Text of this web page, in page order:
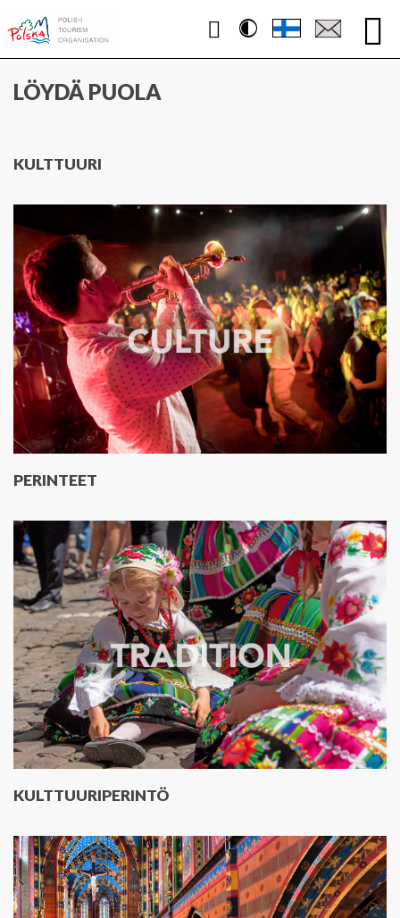
Contrast
WWW.PUOLA.TRAVEL
LÖYDÄ PUOLA
KULTTUURI
PERINTEET
KULTTUURIPERINTÖ